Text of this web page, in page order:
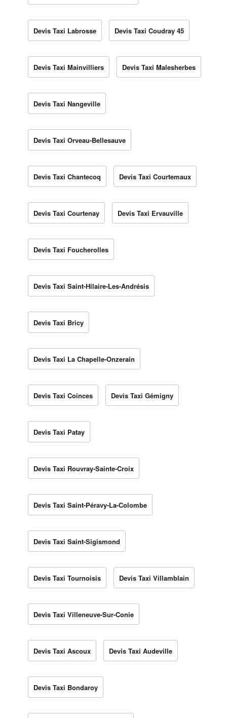
Devis Taxi Labrosse Devis Taxi Coudray 45
Devis Taxi Mainvilliers Devis Taxi Malesherbes
Devis Taxi Nangeville
Devis Taxi Orveau-Bellesauve
Devis Taxi Chantecoq Devis Taxi Courtemaux
Devis Taxi Courtenay Devis Taxi Ervauville
Devis Taxi Foucherolles
Devis Taxi Saint-Hilaire-Les-Andrésis
Devis Taxi Bricy
Devis Taxi La Chapelle-Onzerain
Devis Taxi Coinces Devis Taxi Gémigny
Devis Taxi Patay
Devis Taxi Rouvray-Sainte-Croix
Devis Taxi Saint-Péravy-La-Colombe
Devis Taxi Saint-Sigismond
Devis Taxi Tournoisis Devis Taxi Villamblain
Devis Taxi Villeneuve-Sur-Conie
Devis Taxi Ascoux Devis Taxi Audeville
Devis Taxi Bondaroy